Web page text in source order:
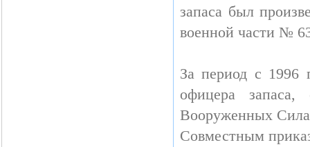
запаса был
военной части №
За период с 1996
офицера
Вооруженных
Совместным